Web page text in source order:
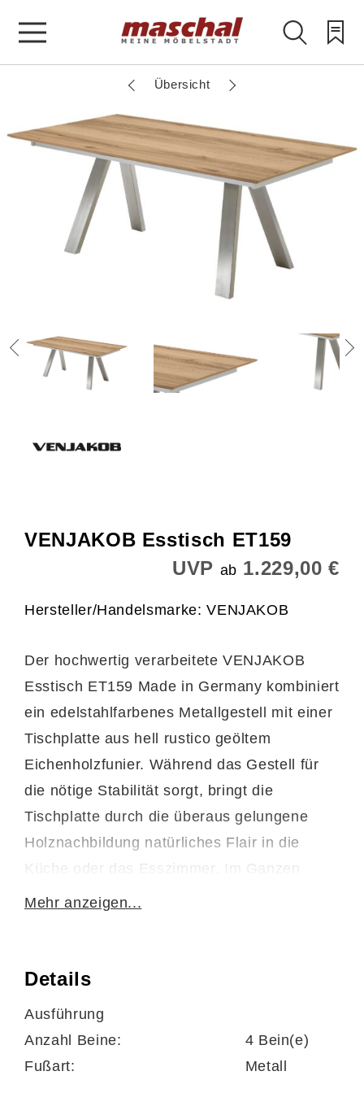
Übersicht
VENJAKOB Esstisch ET159
UVP ab 1.229,00 €
Hersteller/Handelsmarke: VENJAKOB
Der hochwertig verarbeitete VENJAKOB
Esstisch ET159 Made in Germany kombiniert
ein edelstahlfarbenes Metallgestell mit einer
Tischplatte aus hell rustico geöltem
Eichenholzfunier. Während das Gestell für
die nötige Stabilität sorgt, bringt die
Tischplatte durch die überaus gelungene
Holznachbildung natürliches Flair in die
Küche oder das Esszimmer. Im Ganzen
strahlt der Holzplattentisch moderne Eleganz
Die Maße des Esszimmertisches betragen
ca. 190 x 75 x 100 cm (LxHxT). Alternativ
Mehr anzeigen...
Details
Ausführung
Anzahl Beine:
4 Bein(e)
Fußart:
Metall